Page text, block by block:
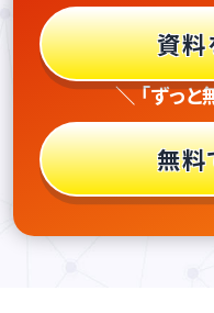
資料
＼ 「ずっと
無料